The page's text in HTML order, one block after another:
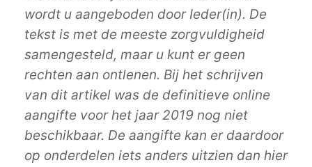
wordt u aangeboden door Ieder(in). De
tekst is met de meeste zorgvuldigheid
samengesteld, maar u kunt er geen
rechten aan ontlenen. Bij het schrijven
van dit artikel was de definitieve online
aangifte voor het jaar 2019 nog niet
beschikbaar. De aangifte kan er daardoor
op onderdelen iets anders uitzien dan hier